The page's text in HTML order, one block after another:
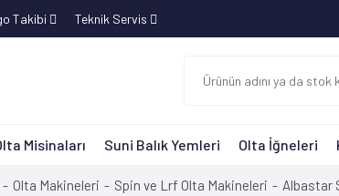
Takibi Teknik Servis
Misinaları Suni Balık Yemleri Olta İğneleri
Olta Makineleri Spin ve Lrf Olta Makineleri Albastar